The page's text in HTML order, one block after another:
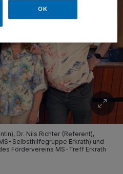
Dr. Nils Richter (Referent),
Selbsthilfegruppe Erkrath) und
Fördervereins MS-Treff Erkrath
OK